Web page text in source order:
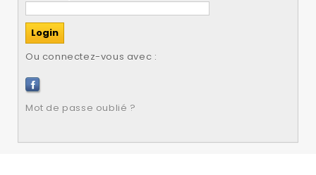
Ou connectez-vous avec :
Mot de passe oublié ?